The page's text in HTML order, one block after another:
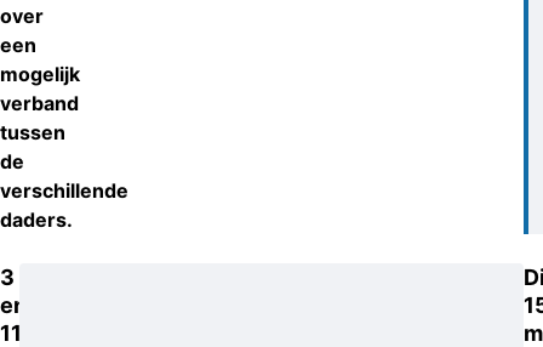
over
een
mogelijk
verband
tussen
de
verschillende
daders.
3
en
11